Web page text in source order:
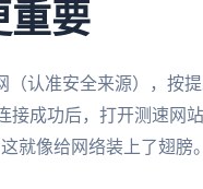
重要
（认准安全来源），按
成功后，打开测速网
就像给网络装上了翅膀